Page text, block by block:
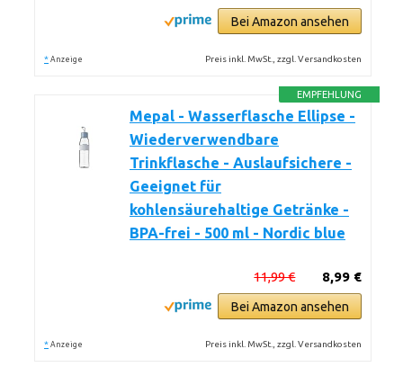
Bei Amazon ansehen
* Anzeige Preis inkl. MwSt., zzgl. Versandkosten
EMPFEHLUNG
Mepal - Wasserflasche Ellipse -
Wiederverwendbare
Trinkflasche - Auslaufsichere -
Geeignet für
kohlensäurehaltige Getränke -
BPA-frei - 500 ml - Nordic blue
8,99 €
11,99 €
Bei Amazon ansehen
* Anzeige Preis inkl. MwSt., zzgl. Versandkosten